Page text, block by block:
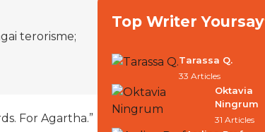
terorisme;
For Agartha.”
Top Writer Yoursay
Tarassa Q.
33 Articles
Oktavia
Ningrum
31 Articles